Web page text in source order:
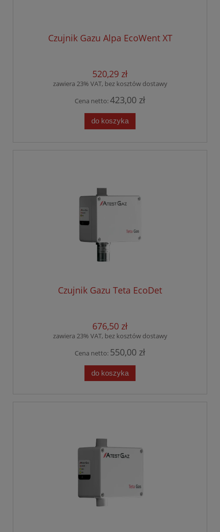
Czujnik Gazu Alpa EcoWent XT
520,29 zł
zawiera 23% VAT, bez kosztów dostawy
Cena netto:423,00 zł
do koszyka
Czujnik Gazu Teta EcoDet
676,50 zł
zawiera 23% VAT, bez kosztów dostawy
Cena netto: 550,00 zł
do koszyka